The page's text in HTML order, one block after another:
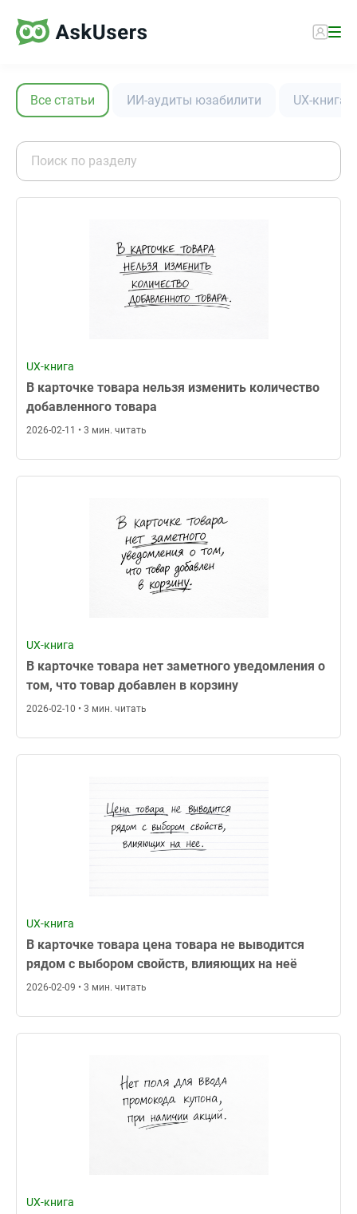
Все статьи ИИ-аудиты юзабилити UX-книга
UX-книга
В карточке товара нельзя изменить количество
добавленного товара
2026-02-11 • 3 мин. читать
UX-книга
В карточке товара нет заметного уведомления о
том, что товар добавлен в корзину
2026-02-10 • 3 мин. читать
UX-книга
В карточке товара цена товара не выводится
рядом с выбором свойств, влияющих на неё
2026-02-09 • 3 мин. читать
UX-книга